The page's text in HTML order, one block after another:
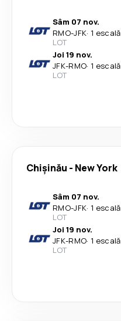
Sâm 07 nov.
RMO-JFK· 1 escală
LOT
Joi 19 nov.
JFK-RMO· 1 escală
LOT
Chişinău - New York
Sâm 07 nov.
RMO-JFK· 1 escală
LOT
Joi 19 nov.
JFK-RMO· 1 escală
LOT